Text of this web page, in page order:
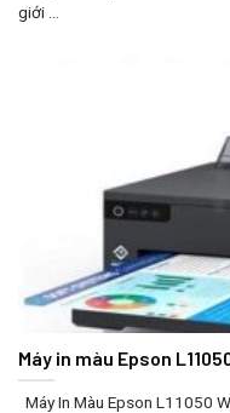
giới ...
Máy in màu Epson
Máy In Màu Epson L11050